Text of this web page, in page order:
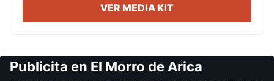
VER MEDIA KIT
Publicita en El Morro de Arica